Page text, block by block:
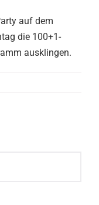
auf dem
die 100+1-
ausklingen.